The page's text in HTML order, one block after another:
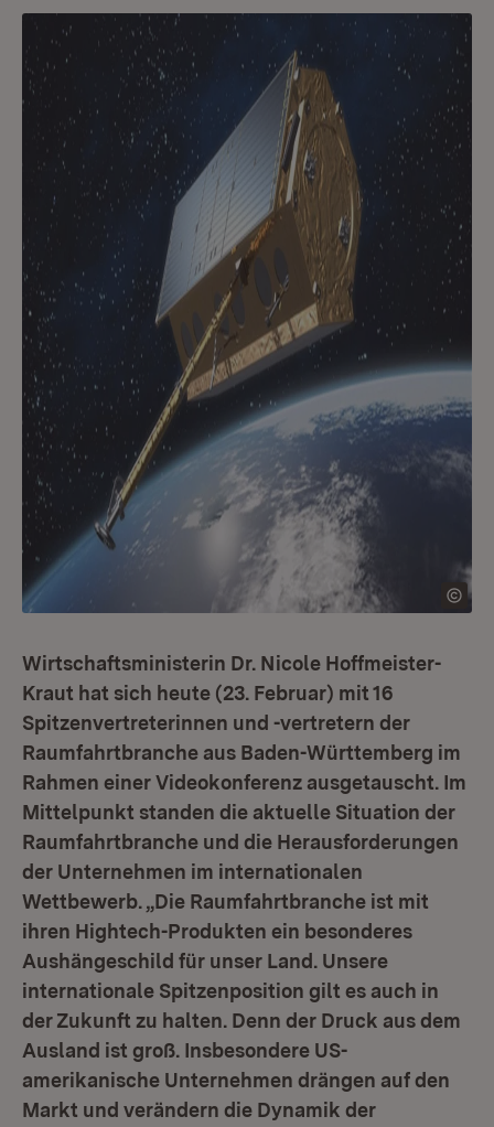
Wirtschaftsministerin Dr. Nicole Hoffmeister-
Kraut hat sich heute (23. Februar) mit 16
Spitzenvertreterinnen und -vertretern der
Raumfahrtbranche aus Baden-Württemberg im
Rahmen einer Videokonferenz ausgetauscht. Im
Mittelpunkt standen die aktuelle Situation der
Raumfahrtbranche und die Herausforderungen
der Unternehmen im internationalen
Wettbewerb. „Die Raumfahrtbranche ist mit
ihren Hightech-Produkten ein besonderes
Aushängeschild für unser Land. Unsere
internationale Spitzenposition gilt es auch in
der Zukunft zu halten. Denn der Druck aus dem
Ausland ist groß. Insbesondere US-
amerikanische Unternehmen drängen auf den
Markt und verändern die Dynamik der